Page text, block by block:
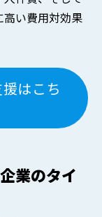
い費用対効果
はこち
業のタイ